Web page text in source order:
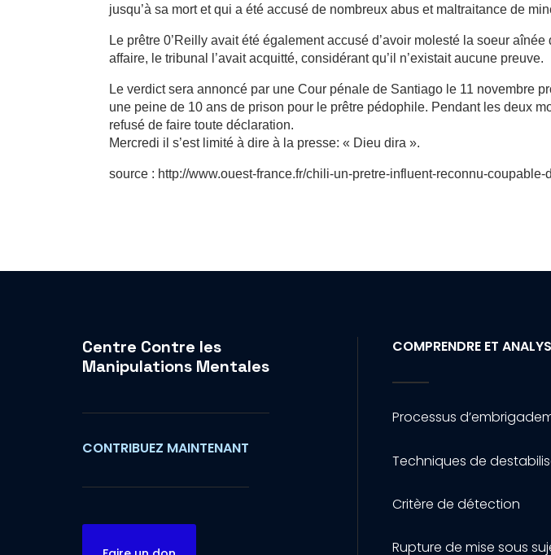
jusqu’à sa mort et qui a été accusé de nombreux abus et maltraitance de
Le prêtre 0’Reilly avait été également accusé d’avoir molesté la soeur
affaire, le tribunal l’avait acquitté, considérant qu’il n’existait aucune preuve.
Le verdict sera annoncé par une Cour pénale de Santiago le 11 novembre
une peine de 10 ans de prison pour le prêtre pédophile. Pendant les deux
refusé de faire toute déclaration.
Mercredi il s’est limité à dire à la presse: « Dieu dira ».
source : http://www.ouest-france.fr/chili-un-pretre-influent-reconnu-
Centre Contre les
Manipulations Mentales
CONTRIBUEZ MAINTENANT
COMPRENDRE ET
Processus
Techniques de
Critère de détection
Rupture de mise sous